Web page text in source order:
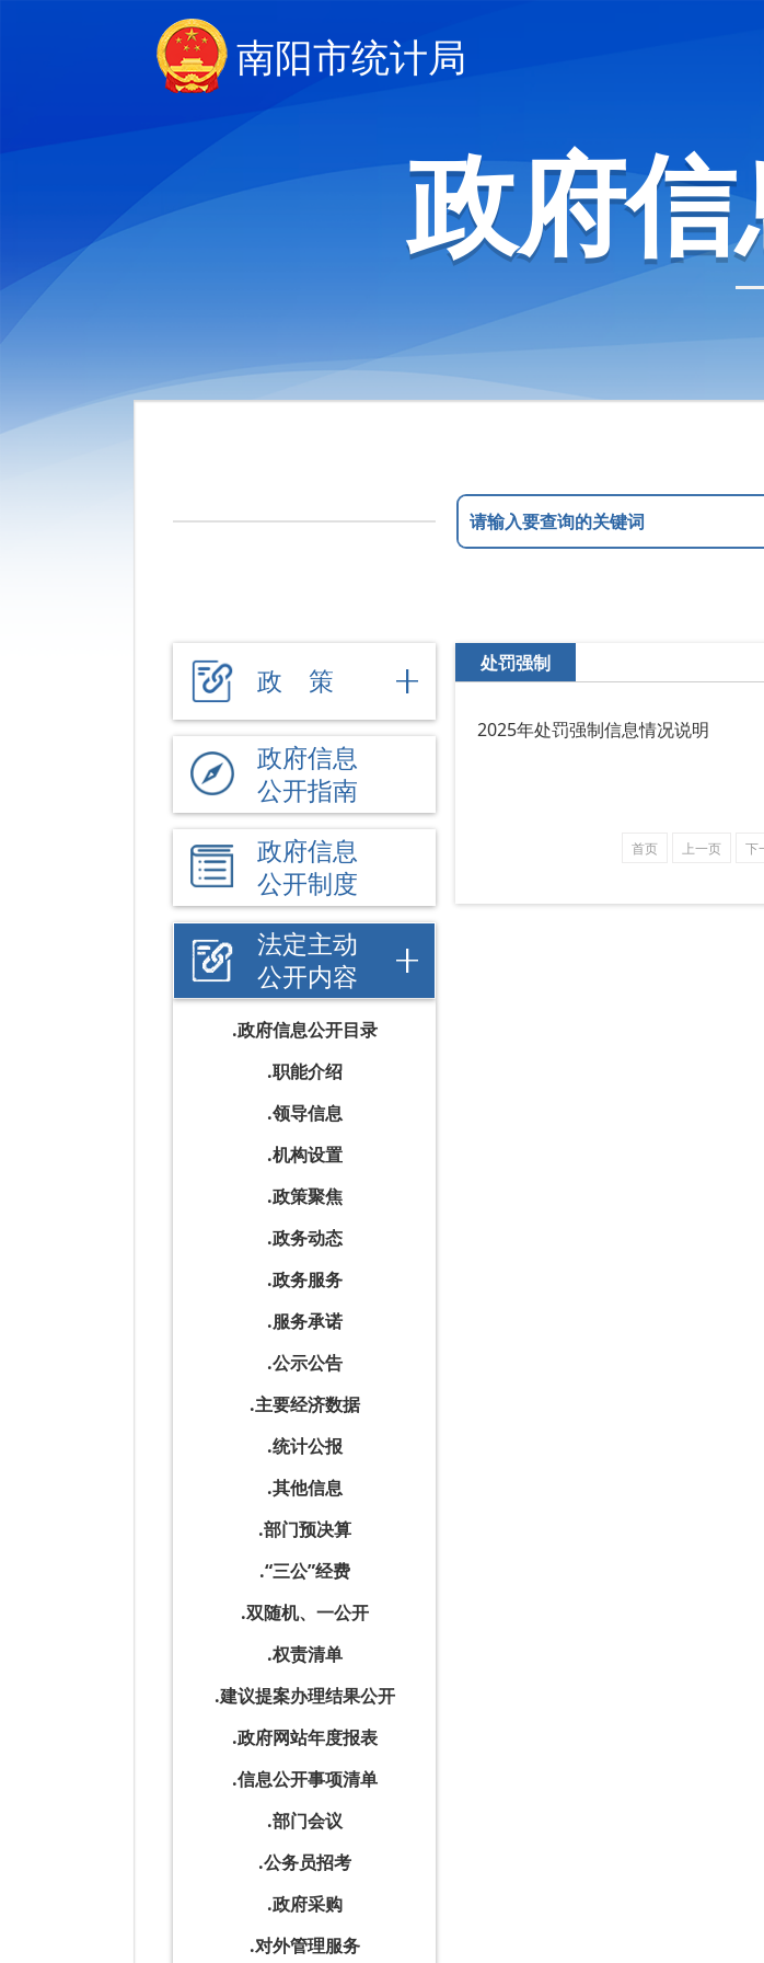
南阳市统计局
政府
政 策
政府信息
公开指南
政府信息
公开制度
法定主动
公开内容
政府信息公开目录
职能介绍
领导信息
机构设置
政策聚焦
政务动态
政务服务
服务承诺
公示公告
主要经济数据
统计公报
其他信息
部门预决算
“三公”经费
双随机、一公开
权责清单
建议提案办理结果公开
政府网站年度报表
信息公开事项清单
部门会议
公务员招考
政府采购
对外管理服务
处罚强制
2025年处罚强制信息情况说明
首页 上一页 下